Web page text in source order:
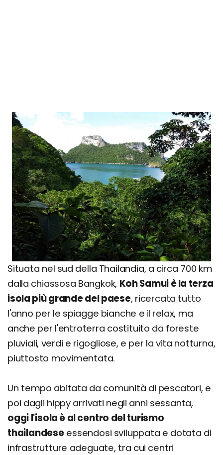
Richiedi un preventivo personalizzato
Situata nel sud della Thailandia, a circa 700 km
dalla chiassosa Bangkok, Koh Samui è la terza
isola più grande del paese, ricercata tutto
l'anno per le spiagge bianche e il relax, ma
anche per l'entroterra costituito da foreste
pluviali, verdi e rigogliose, e per la vita notturna,
piuttosto movimentata.
Un tempo abitata da comunità di pescatori, e
poi dagli hippy arrivati negli anni sessanta,
oggi l'isola è al centro del turismo
thailandeseessendosi sviluppata e dotata di
infrastrutture adeguate, tra cui centri